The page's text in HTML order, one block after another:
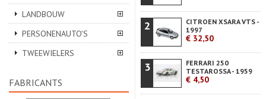
LANDBOUW
PERSONENAUTO'S
TWEEWIELERS
FABRICANTS
2
CITROEN XSARA VTS -
1997
€ 32,50
3
FERRARI 250
TESTAROSSA - 1959
€ 4,50